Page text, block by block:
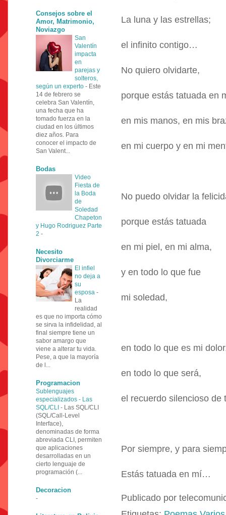
La luna y las estrellas;
el infinito contigo…
No quiero olvidarte,
porque estás tatuada en
en mis manos, en mis
en mi cuerpo y en mi
No puedo olvidar la
porque estás tatuada
en mi piel, en mi alma,
y en todo lo que fue
mi soledad,
en todo lo que es mi
en todo lo que será,
el recuerdo silencioso
Por siempre, y para
Estás tatuada en mí…
Publicado por
Consejos sobre el
Amor, Matrimonio,
Noviazgo
San
Valentín
impacta
en
parejas y
solteros,
según un experto - Este
14 de febrero se
celebra San Valentín,
una fecha que ha
tomado fuerza en la
ciudad en los últimos
diez años. Para
conocer el impacto de
San Valent...
Bodas
Video
Fiesta de
la Boda
de
Soledad
Chapeton
y Hugo Rodriguez Parte
2 -
Necesito
Divorciarme
El infiel
no deja a
su
esposa -
La
realidad
es que no importa cómo
se sirva la infidelidad, al
final siempre tiene un
sabor amargo que
viene a alterar tu vida.
Pese, a que la mayoría
de l...
Programacion
Sublenguajes
especializados - Las
SQL/CLI - Las SQL/CLI
(SQL/Call-Level
Interface),
denominadas de forma
abreviada CLI, permiten
que aplicaciones
desarrolladas en un
cierto lenguaje de
programación (...
Decoracion
-